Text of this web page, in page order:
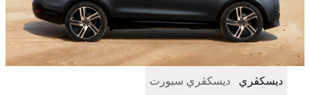
ديسكڤري ديسكڤري سبورت